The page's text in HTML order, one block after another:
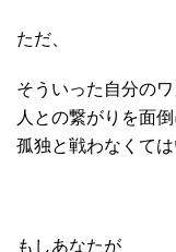
ただ、
そういった自分の
人との繋がりを面
孤独と戦わなくては
もしあなたが